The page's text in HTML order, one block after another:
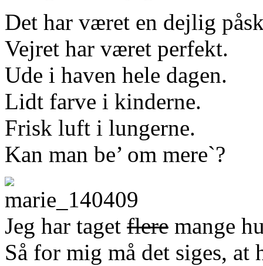
Det har været en dejlig
Vejret har været perfekt.
Ude i haven hele dagen.
Lidt farve i kinderne.
Frisk luft i lungerne.
Kan man be’ om mere`?
Jeg har taget flere mange
Så for mig må det siges, at